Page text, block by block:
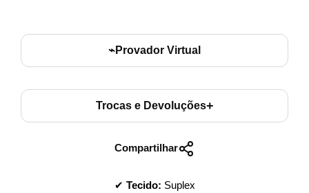
⌁Provador Virtual
Trocas e Devoluções+
Compartilhar
✔ Tecido: Suplex